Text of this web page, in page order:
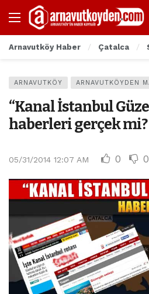
Arnavutköy Haber Çatalca
ARNAVUTKÖY ARNAVUTKÖYDEN
“Kanal İstanbul
haberleri gerçek mi?
05/31/2014 12:07 AM 0 0